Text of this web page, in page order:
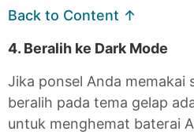
Back to Content ↑
4. Beralih ke Dark Mode
Jika ponsel Anda memakai
beralih pada tema gelap
untuk menghemat baterai